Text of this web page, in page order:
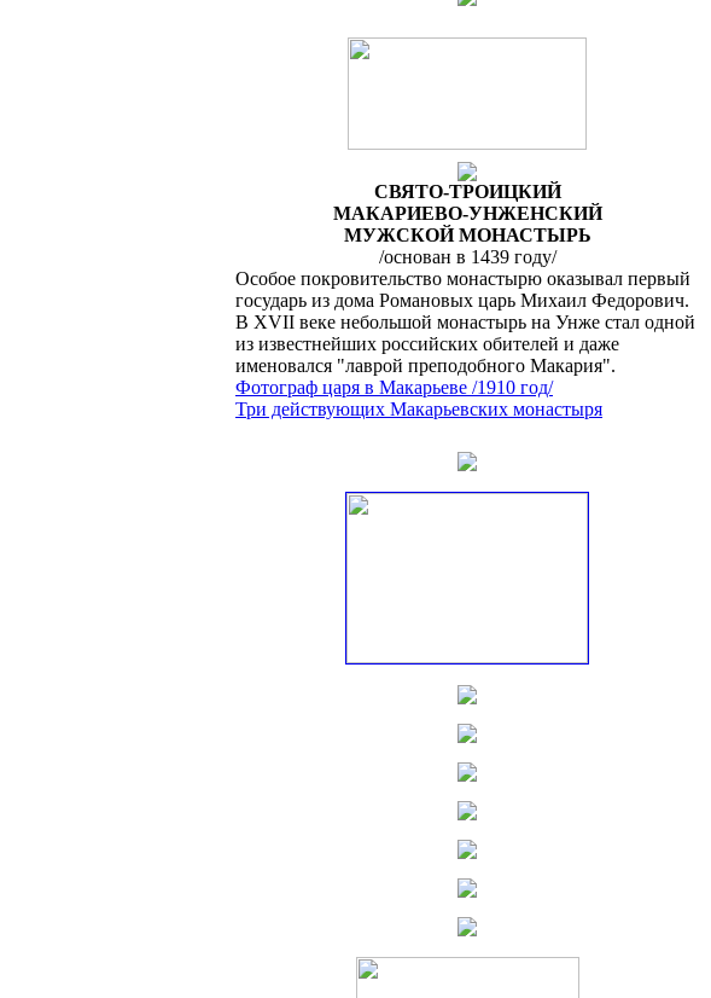
СВЯТО-ТРОИЦКИЙ
МАКАРИЕВО-УНЖЕНСКИЙ
МУЖСКОЙ МОНАСТЫРЬ
/основан в 1439 году/
Особое покровительство монастырю оказывал первый
государь из дома Романовых царь Михаил Федорович.
В XVII веке небольшой монастырь на Унже стал одной
из известнейших российских обителей и даже
именовался "лаврой преподобного Макария".
Фотограф царя в Макарьеве /1910 год/
Три действующих Макарьевских монастыря